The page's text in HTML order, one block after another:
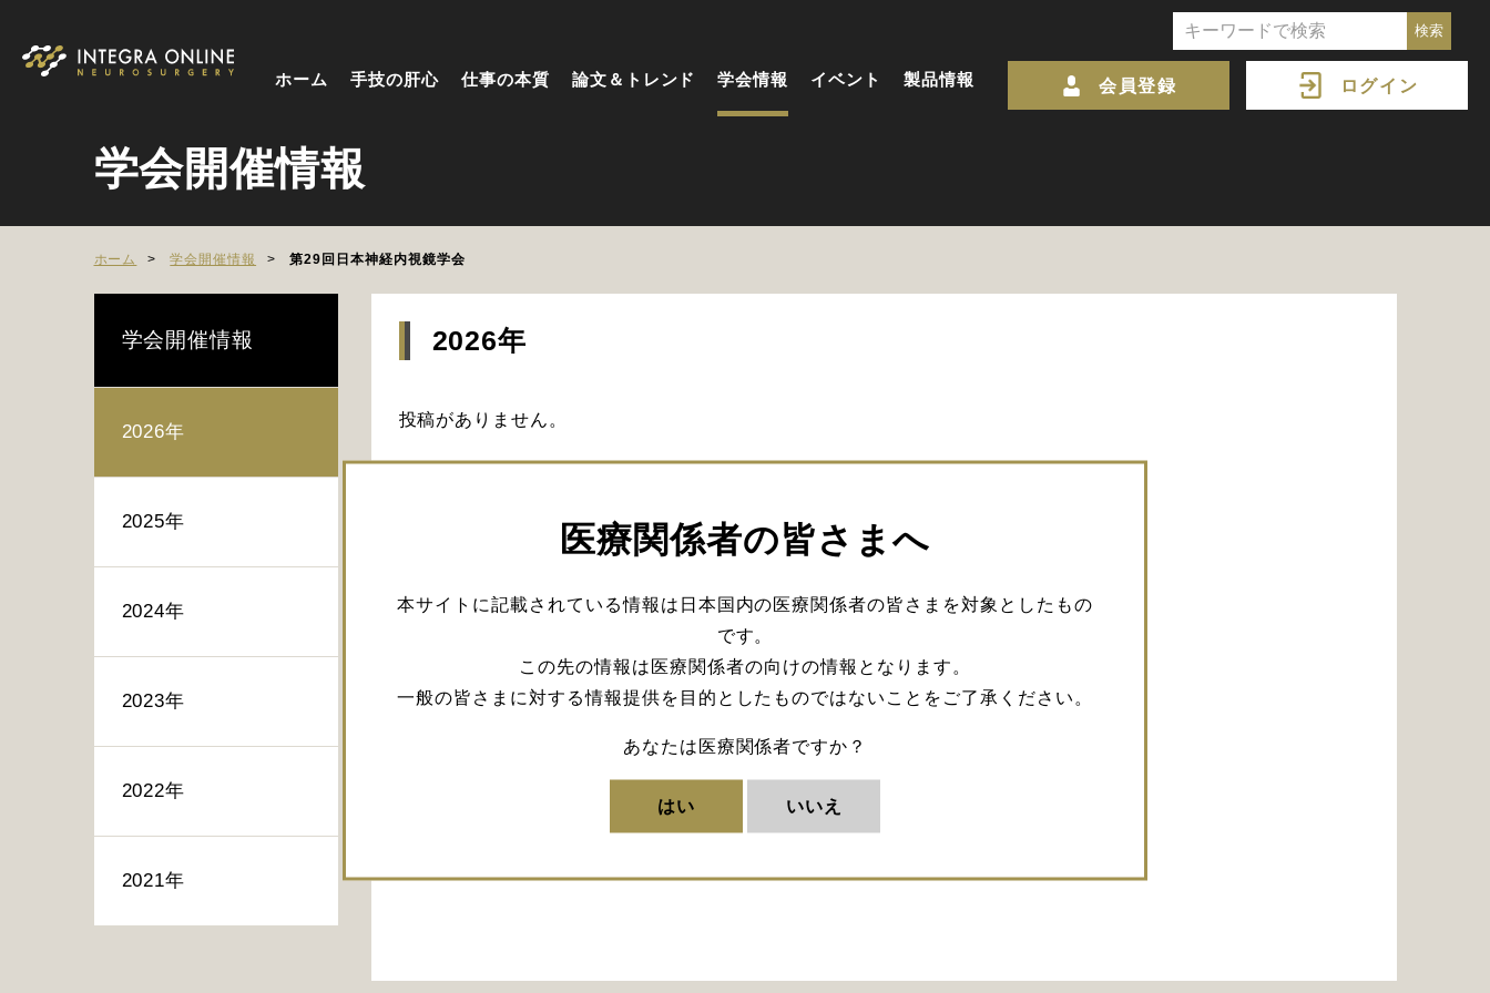
ホーム 手技の肝心 仕事の本質 論文＆トレンド 学会情報 イベント 製品情報 会員登録 ログイン
医療関係者の皆さまへ
本サイトに記載されている情報は日本国内の医療関係者の皆さまを対象としたもの
です。
この先の情報は医療関係者の向けの情報となります。
一般の皆さまに対する情報提供を目的としたものではないことをご了承ください。
あなたは医療関係者ですか？
はい いいえ
学会開催情報
ホーム 学会開催情報 第29回日本神経内視鏡学会
学会開催情報
2026年
2025年
2024年
2023年
2022年
2021年
2026年
投稿がありません。